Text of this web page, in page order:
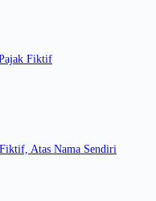
Fiktif
Atas Nama Sendiri